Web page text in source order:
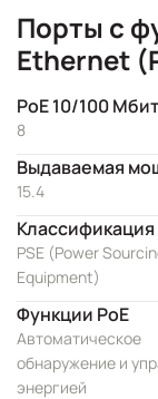
Порты с
Ethernet
PoE 10/100
8
Выдаваемая
15.4
Классификация
PSE (Power
Equipment)
Функции PoE
Автоматическое
обнаружение и
энергией